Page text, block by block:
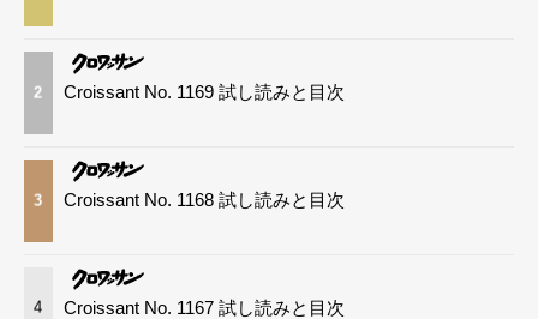
2 Croissant No. 1169 試し読みと目次
3 Croissant No. 1168 試し読みと目次
4 Croissant No. 1167 試し読みと目次